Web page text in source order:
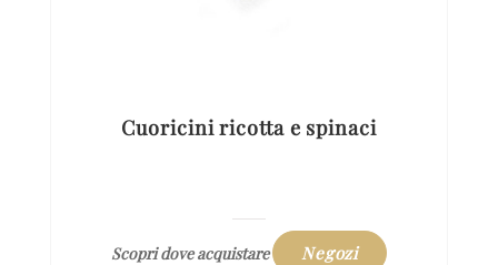
Cuoricini ricotta e spinaci
Scopri dove acquistare Negozi